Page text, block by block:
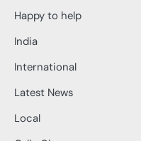
Happy to help
India
International
Latest News
Local